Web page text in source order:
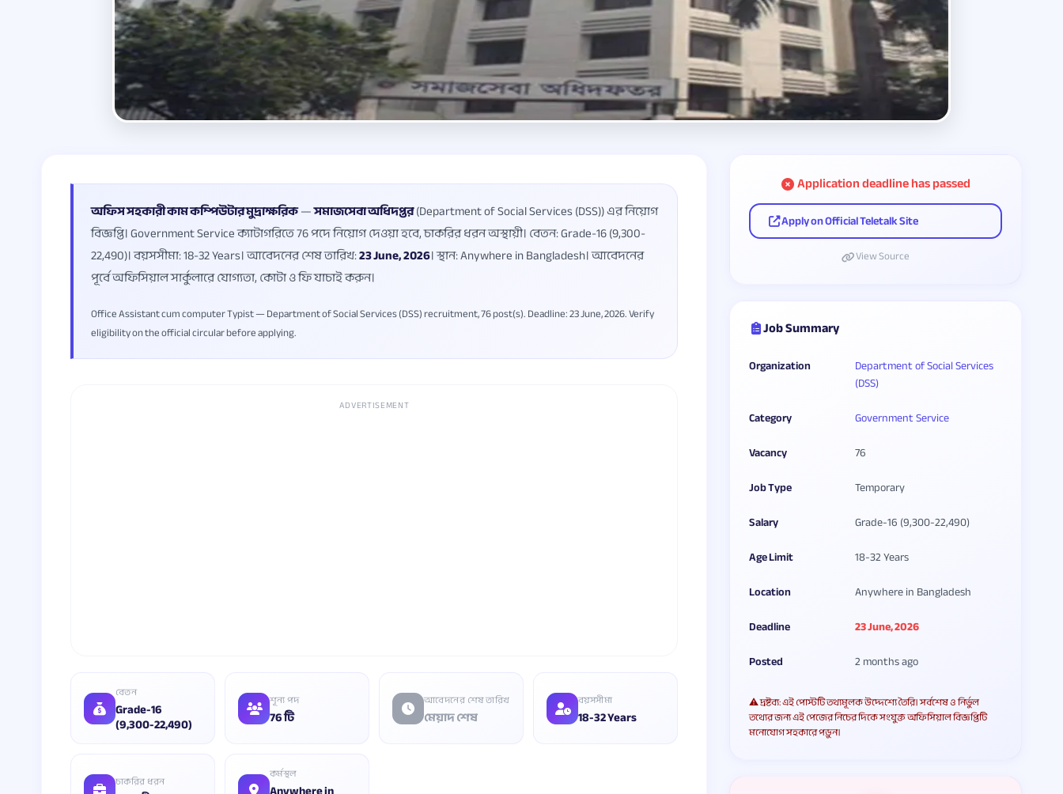
অফিস সহকারী কাম কম্পিউটার মুদ্রাক্ষরিক—সমাজসেবা অধিদপ্তর(Department of Social Services (DSS)) এর নিয়োগ
বিজ্ঞপ্তি। Government Service ক্যাটাগরিতে 76 পদে নিয়োগ দেওয়া হবে, চাকরির ধরন অস্থায়ী। বেতন: Grade-16 (9,300-
22,490)। বয়সসীমা: 18-32 Years। আবেদনের শেষ তারিখ:23 June, 2026। স্থান: Anywhere in Bangladesh। আবেদনের
পূর্বে অফিসিয়াল সার্কুলারে যোগ্যতা, কোটা ও ফি যাচাই করুন।
Office Assistant cum computer Typist — Department of Social Services (DSS) recruitment, 76 post(s). Deadline: 23 June, 2026. Verify
eligibility on the official circular before applying.
ADVERTISEMENT
বেতন
Grade-16
(9,300-22,490)
শূন্য পদ
76 টি
আবেদনের শেষ তারিখ
মেয়াদ শেষ
বয়সসীমা
18-32 Years
চাকরির ধরন কর্মস্থল
Application deadline has passed
Apply on Official Teletalk Site
View Source
Job Summary
Organization
Department of Social Services
(DSS)
Category
Government Service
Vacancy
76
Job Type
Temporary
Salary
Grade-16 (9,300-22,490)
Age Limit
18-32 Years
Location
Anywhere in Bangladesh
Deadline
23 June, 2026
Posted
2 months ago
⚠️ দ্রষ্টব্য: এই পোস্টটি তথ্যমূলক উদ্দেশ্যে তৈরি। সর্বশেষ ও নির্ভুল
তথ্যের জন্য এই পেজের নিচের দিকে সংযুক্ত অফিসিয়াল বিজ্ঞপ্তিটি
মনোযোগ সহকারে পড়ুন।